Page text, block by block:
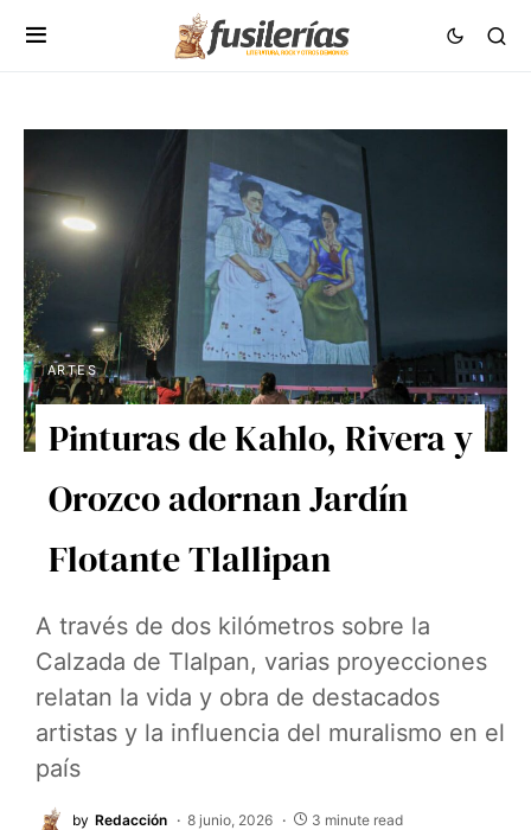
ARTES
Pinturas de Kahlo, Rivera y
Orozco adornan Jardín
Flotante Tlallipan
A través de dos kilómetros sobre la
Calzada de Tlalpan, varias proyecciones
relatan la vida y obra de destacados
artistas y la influencia del muralismo en el
país
by Redacción 8 junio, 2026 3 minute read